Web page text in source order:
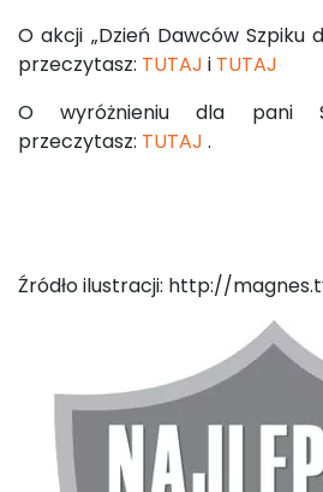
O akcji „Dzień Dawców Szpiku
przeczytasz: TUTAJ i TUTAJ
O wyróżnieniu dla pani
przeczytasz: TUTAJ .
Źródło ilustracji: http://